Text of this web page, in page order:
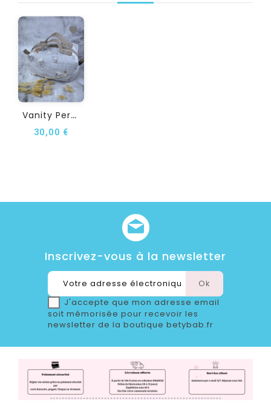
V
Anity Personnalisé POIKO
30,00 €
Inscrivez-vous à la newsletter
J'accepte que mon adresse email
soit mémorisée pour recevoir les
newsletter de la boutique betybab.fr